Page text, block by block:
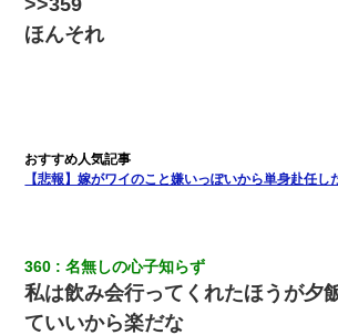
何年か前に妹は離婚している。当時生まれた
かったため妹有責での離婚になり…
ほんそれ
【悲報】嫁がワイのこと嫌いっぽいから単身赴任し
360 名無しの心子知らず
私は飲み会行ってくれたほうが夕
ていいから楽だな